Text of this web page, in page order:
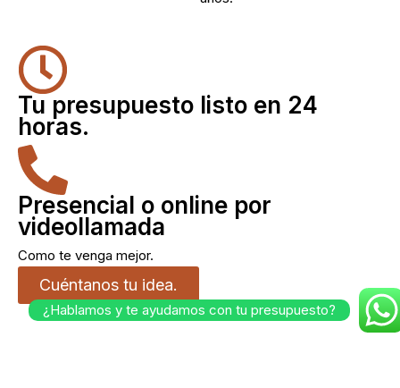
Tu presupuesto listo en 24
horas.
Presencial o online por
videollamada
Como te venga mejor.
Cuéntanos tu idea.
¿Hablamos y te ayudamos con tu presupuesto?